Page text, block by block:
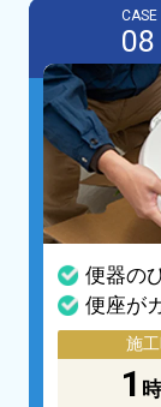
CASE
08
便器の
便座が
施
1